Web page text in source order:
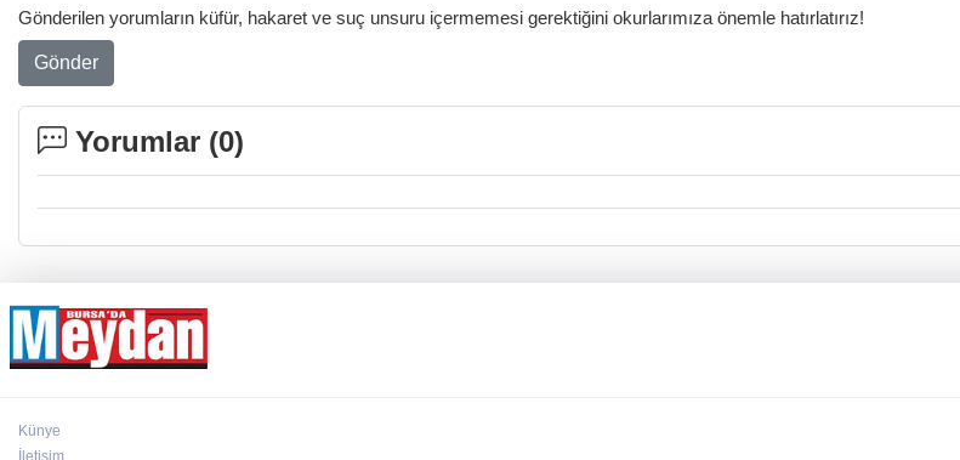
Gönderilen yorumların küfür, hakaret ve suç unsuru içermemesi gerektiğini okurlarımıza önemle hatırlatırız!
Gönder
Yorumlar (0)
Künye
İletişim